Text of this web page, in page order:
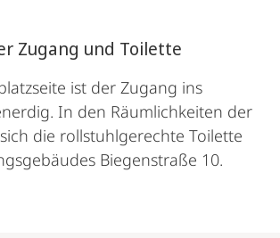
Zugang und Toilette
ist der Zugang ins
In den Räumlichkeiten der
die rollstuhlgerechte Toilette
Biegenstraße 10.